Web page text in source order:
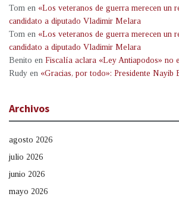
Tom en «Los veteranos de guerra merecen un
candidato a diputado Vladimir Melara
Tom en «Los veteranos de guerra merecen un
candidato a diputado Vladimir Melara
Benito en Fiscalía aclara «Ley Antiapodos» no
Rudy en «Gracias, por todo»: Presidente Nayib
Archivos
agosto 2026
julio 2026
junio 2026
mayo 2026